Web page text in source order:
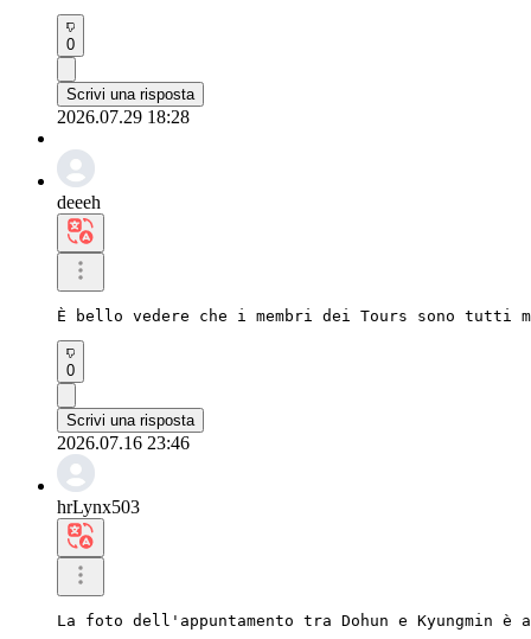
0
Scrivi una risposta
2026.07.29 18:28
deeeh
È bello vedere che i membri dei Tours sono
0
Scrivi una risposta
2026.07.16 23:46
hrLynx503
La foto dell'appuntamento tra Dohun e Kyungmin è